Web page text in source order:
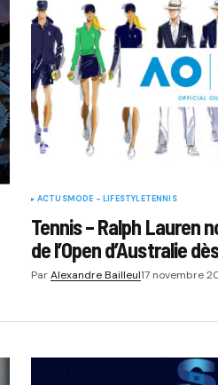
ACTUSMODE - LIFESTYLETENNIS
Tennis – Ralph Lauren
de l’Open d’Australie
ParAlexandre Bailleul17 novembre